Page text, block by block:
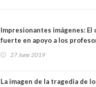
Impresionantes imágenes: El
fuerte en apoyo a los
Chile. Ver video
27 June 2019
La imagen de la tragedia de